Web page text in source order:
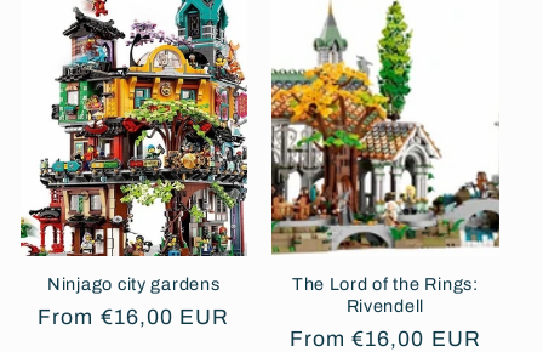
Ninjago city gardens
Regular
From €16,00 EUR
The Lord of the Rings:
Rivendell
Regular
From €16,00 EUR